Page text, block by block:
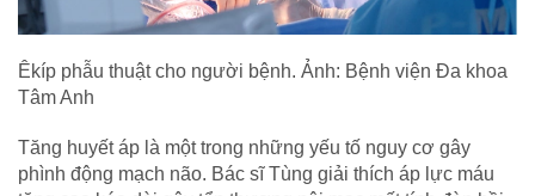
Êkíp phẫu thuật cho người bệnh. Ảnh: Bệnh viện Đa khoa
Tâm Anh
Tăng huyết áp là một trong những yếu tố nguy cơ gây
phình động mạch não. Bác sĩ Tùng giải thích áp lực máu